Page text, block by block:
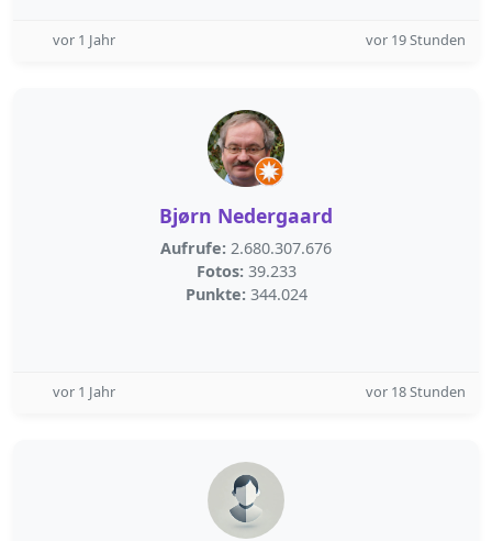
vor 1 Jahr vor 19 Stunden
Bjørn Nedergaard
Aufrufe: 2.680.307.676
Fotos: 39.233
Punkte: 344.024
vor 1 Jahr vor 18 Stunden